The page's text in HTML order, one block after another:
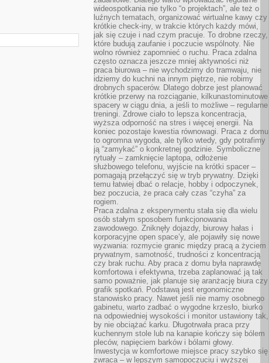
wideospotkania nie tylko “o projektach”, ale też o
luźnych tematach, organizować wirtualne kawy czy
krótkie check-iny, w trakcie których każdy mówi,
jak się czuje i nad czym pracuje. To drobne rzeczy,
które budują zaufanie i poczucie wspólnoty. Nie
wolno również zapomnieć o ruchu. Praca zdalna
często oznacza jeszcze mniej aktywności niż
praca biurowa – nie wychodzimy do tramwaju, nie
idziemy do kuchni na innym piętrze, nie robimy
drobnych spacerów. Dlatego dobrze jest planować
krótkie przerwy na rozciąganie, kilkunastominutowe
spacery w ciągu dnia, a jeśli to możliwe – regularne
treningi. Zdrowe ciało to lepsza koncentracja,
wyższa odporność na stres i więcej energii. Na
koniec pozostaje kwestia równowagi. Praca z domu
to ogromna wygoda, ale tylko wtedy, gdy potrafimy
ją “zamykać” o konkretnej godzinie. Symboliczne
rytuały – zamknięcie laptopa, odłożenie
służbowego telefonu, wyjście na krótki spacer –
pomagają przełączyć się w tryb prywatny. Dzięki
temu łatwiej dbać o relacje, hobby i odpoczynek,
bez poczucia, że praca cały czas “czyha” za
rogiem.
Praca zdalna z eksperymentu stała się dla wielu
osób stałym sposobem funkcjonowania
zawodowego. Zniknęły dojazdy, biurowy hałas i
korporacyjne open space’y, ale pojawiły się nowe
wyzwania: rozmycie granic między pracą a życiem
prywatnym, samotność, trudności z koncentracją
czy brak ruchu. Aby praca z domu była naprawdę
komfortowa i efektywna, trzeba zaplanować ją tak
samo poważnie, jak planuje się aranżację biura czy
grafik spotkań. Podstawą jest ergonomiczne
stanowisko pracy. Nawet jeśli nie mamy osobnego
gabinetu, warto zadbać o wygodne krzesło, biurko
na odpowiedniej wysokości i monitor ustawiony tak,
by nie obciążać karku. Długotrwała praca przy
kuchennym stole lub na kanapie kończy się bólem
pleców, napięciem barków i bólami głowy.
Inwestycja w komfortowe miejsce pracy szybko się
zwraca – w lepszym samopoczuciu i wyższej